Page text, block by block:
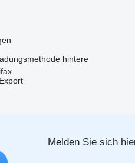
hintere
Melden Sie sich